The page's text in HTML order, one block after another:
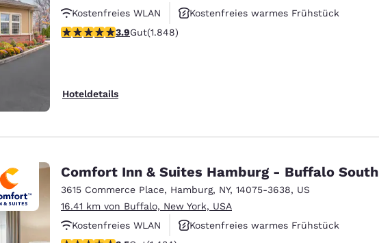
Deutschland
Deutsch
Germany España
Asien-Pazifik
Australia India
English English
Kostenfreies WLAN
Kostenfreies warmes Frühstück
Haustierfreundlich
3.88-Sterne-Bewertung. Gut. 1848 Bewertungen
3.9Gut(1.848)
Hoteldetails
Comfort Inn & Suites Hamburg - Buffalo South
3615 Commerce Place, Hamburg, NY, 14075-3638, US
16.41 km von Buffalo, New York, USA
Kostenfreies WLAN
Kostenfreies warmes Frühstück